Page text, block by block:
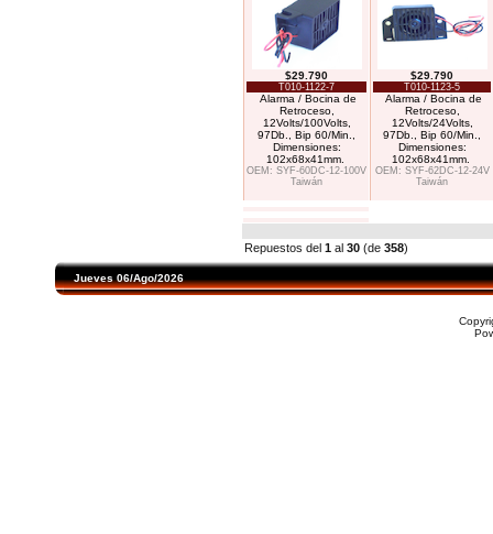
$29.790
T010-1122-7
Alarma / Bocina de
Retroceso,
12Volts/100Volts,
97Db., Bip 60/Min.,
Dimensiones:
102x68x41mm.
OEM: SYF-60DC-12-100V
Taiwán
$29.790
T010-1123-5
Alarma / Bocina de
Retroceso,
12Volts/24Volts,
97Db., Bip 60/Min.,
Dimensiones:
102x68x41mm.
OEM: SYF-62DC-12-24V
Taiwán
Repuestos del 1 al 30 (de 358)
Jueves 06/Ago/2026